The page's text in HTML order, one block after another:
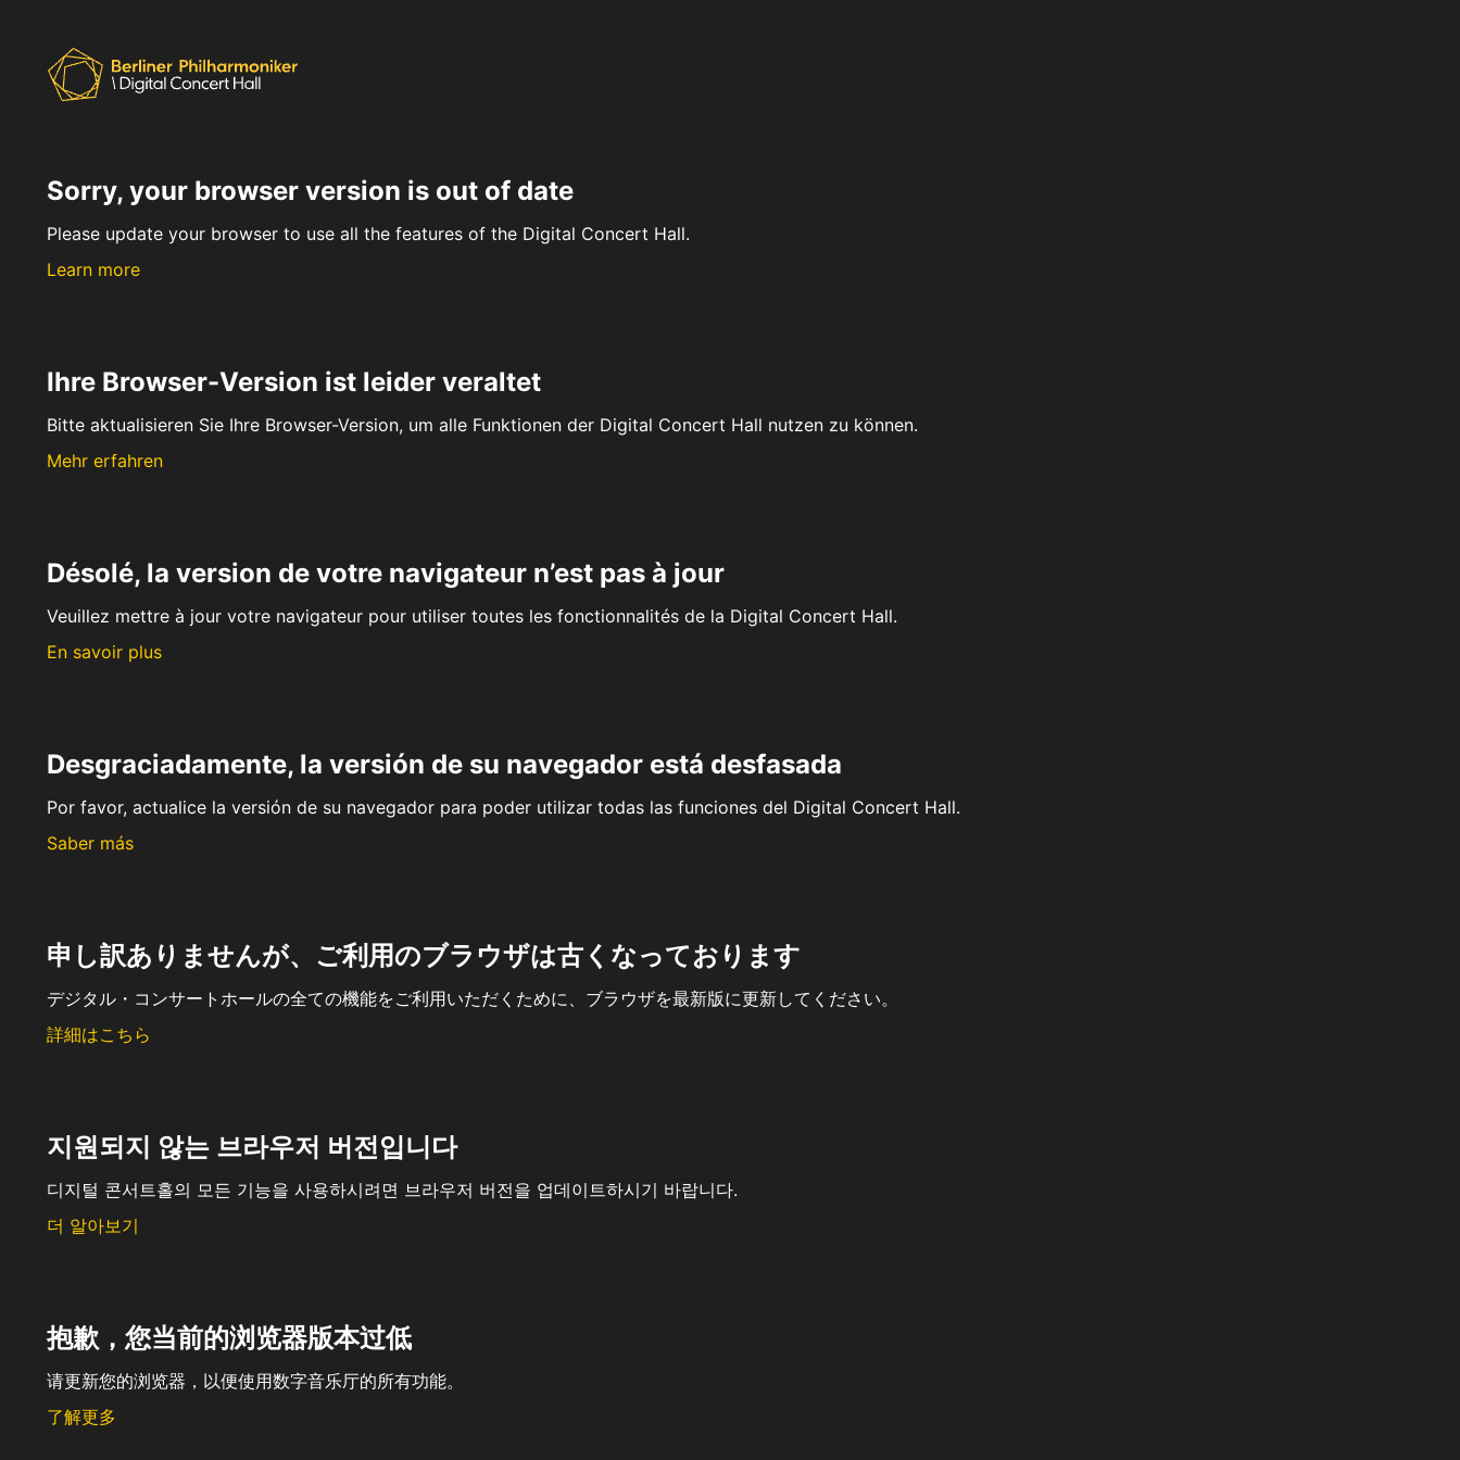
Sorry, your browser version is out of date
Please update your browser to use all the features of the Digital Concert Hall.
Learn more
Ihre Browser-Version ist leider veraltet
Bitte aktualisieren Sie Ihre Browser-Version, um alle Funktionen der Digital Concert Hall nutzen zu können.
Mehr erfahren
Désolé, la version de votre navigateur n’est pas à jour
Veuillez mettre à jour votre navigateur pour utiliser toutes les fonctionnalités de la Digital Concert Hall.
En savoir plus
Desgraciadamente, la versión de su navegador está desfasada
Por favor, actualice la versión de su navegador para poder utilizar todas las funciones del Digital Concert Hall.
Saber más
申し訳ありませんが、ご利用のブラウザは古くなっております
デジタル・コンサートホールの全ての機能をご利用いただくために、ブラウザを最新版に更新してください。
詳細はこちら
지원되지 않는 브라우저 버전입니다
디지털 콘서트홀의 모든 기능을 사용하시려면 브라우저 버전을 업데이트하시기 바랍니다.
더 알아보기
抱歉，您当前的浏览器版本过低
请更新您的浏览器，以便使用数字音乐厅的所有功能。
了解更多